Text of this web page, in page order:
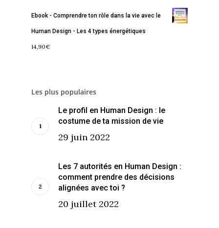
Ebook - Comprendre ton rôle dans la vie avec le
Human Design - Les 4 types énergétiques
14,90€
Les plus populaires
Le profil en Human Design : le
costume de ta mission de vie
29 juin 2022
Les 7 autorités en Human Design :
comment prendre des décisions
alignées avec toi ?
20 juillet 2022
Libération
Amour & Guérison